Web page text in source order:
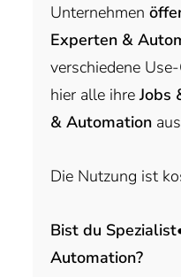
Unternehmen
Experten &
verschiedene
hier alle ihreJobs
& Automation
Die Nutzung ist
Bist du
Automation?